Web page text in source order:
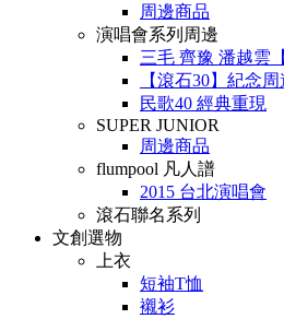
周邊商品
演唱會系列周邊
三毛 齊豫 潘越雲
【滾石30】紀念周
民歌40 經典重現
SUPER JUNIOR
周邊商品
flumpool 凡人譜
2015 台北演唱會
滾石聯名系列
文創選物
上衣
短袖T恤
襯衫